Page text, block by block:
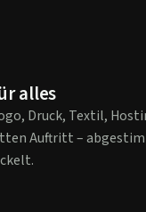
alles
Druck, Textil,
Auftritt –